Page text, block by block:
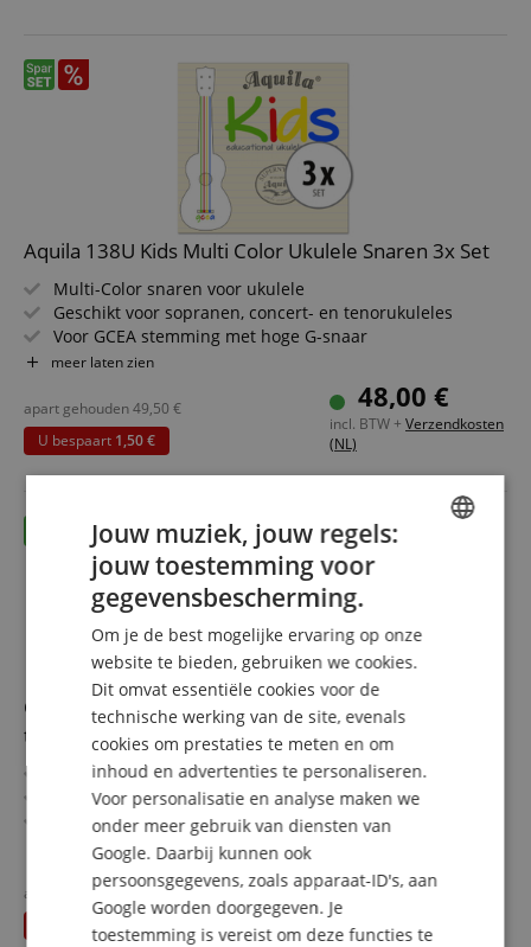
Aquila 138U Kids Multi Color Ukulele Snaren 3x Set
Multi-Color snaren voor ukulele
Geschikt voor sopranen, concert- en tenorukuleles
Voor GCEA stemming met hoge G-snaar
Gemaakt van Super Nylgut
Ontworpen voor muzikale vroegeducatie van jonge
kinderen
3 sets in voordelige bundel
meer laten zien
48,00 €
incl. BTW + Verzendkosten
(NL)
apart gehouden49,50 €
U bespaart 1,50 €
Classic Cantabile Ukulele Snaren Set Nylon,
transparant 10-DELIGE SET
Snaren voor sopraan- en concertukuleles
4 snaren van transparant nylon
Diktes 024, 032, 036, 028
Compleet set met 4 snaren
10-delige SET
meer laten zien
47,90 €
incl. BTW +
(NL)
apart gehouden 59,90€
U bespaart
12,00 €
ITALIAN
SPANISH
Jouw muziek, jouw regels:
jouw toestemming voor
gegevensbescherming.
Om je de best mogelijke ervaring op onze
website te bieden, gebruiken we cookies.
Dit omvat essentiële cookies voor de
technische werking van de site, evenals
cookies om prestaties te meten en om
inhoud en advertenties te personaliseren.
Voor personalisatie en analyse maken we
onder meer gebruik van diensten van
Google. Daarbij kunnen ook
persoonsgegevens, zoals apparaat-ID's, aan
Google worden doorgegeven. Je
toestemming is vereist om deze functies te